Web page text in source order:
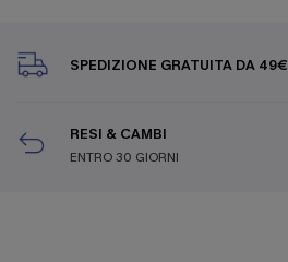
SPEDIZIONE GRATUITA DA 49€
RESI & CAMBI
ENTRO 30 GIORNI